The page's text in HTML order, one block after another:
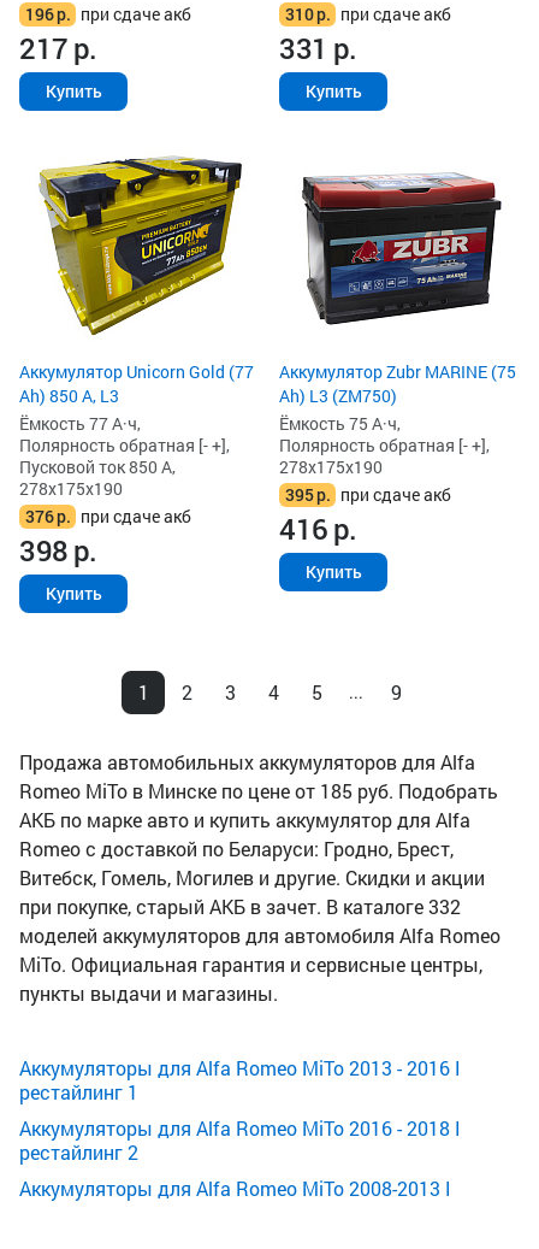
196р. при сдаче акб
217р.
Купить
310р. при сдаче акб
331 р.
Купить
Аккумулятор Unicorn Gold (77
Ah) 850 А, L3
Ёмкость 77 А·ч,
Полярность обратная [- +],
Пусковой ток 850 А,
278x175x190
376р. при сдаче акб
398р.
Купить
Аккумулятор Zubr MARINE (75
Ah) L3 (ZM750)
Ёмкость 75 А·ч,
Полярность обратная [- +],
278x175x190
395р. при сдаче акб
416р.
Купить
1 2 3 4 5 ... 9
Продажа автомобильных аккумуляторов для Alfa
Romeo MiTo в Минске по цене от 185 руб. Подобрать
АКБ по марке авто и купить аккумулятор для Alfa
Romeo с доставкой по Беларуси: Гродно, Брест,
Витебск, Гомель, Могилев и другие. Скидки и акции
при покупке, старый АКБ в зачет. В каталоге 332
моделей аккумуляторов для автомобиля Alfa Romeo
MiTo. Официальная гарантия и сервисные центры,
пункты выдачи и магазины.
Аккумуляторы для Alfa Romeo MiTo 2013 - 2016 I
рестайлинг 1
Аккумуляторы для Alfa Romeo MiTo 2016 - 2018 I
рестайлинг 2
Аккумуляторы для Alfa Romeo MiTo 2008-2013 I